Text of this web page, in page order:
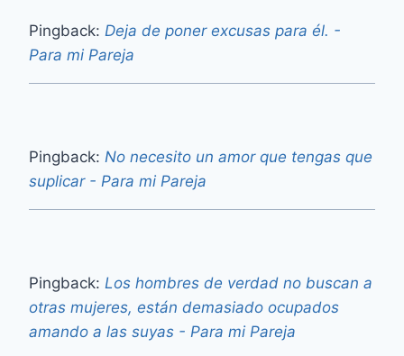
Pingback: Deja de poner excusas para él. -
Para mi Pareja
Pingback: No necesito un amor que tengas que
suplicar - Para mi Pareja
Pingback: Los hombres de verdad no buscan a
otras mujeres, están demasiado ocupados
amando a las suyas - Para mi Pareja